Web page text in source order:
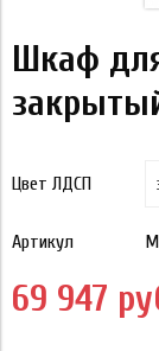
Шкаф
Цвет ЛДСП
Артикул
69 947